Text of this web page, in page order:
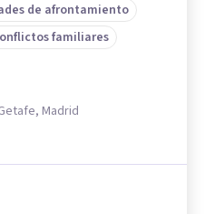
de afrontamiento
familiares
Madrid